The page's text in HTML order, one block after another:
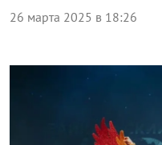
26 марта 2025 в 18:26